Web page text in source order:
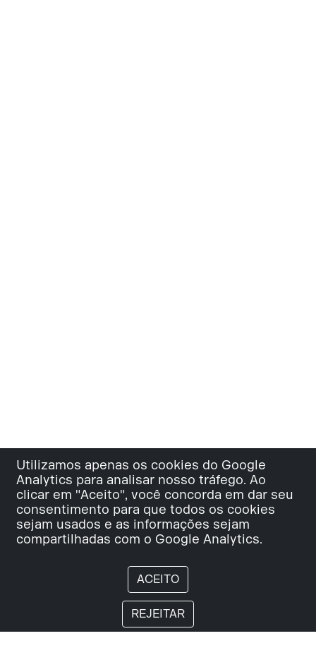
Utilizamos apenas os cookies do Google
Analytics para analisar nosso tráfego. Ao
clicar em "Aceito", você concorda em dar seu
consentimento para que todos os cookies
sejam usados e as informações sejam
compartilhadas com o Google Analytics.
ACEITO
REJEITAR